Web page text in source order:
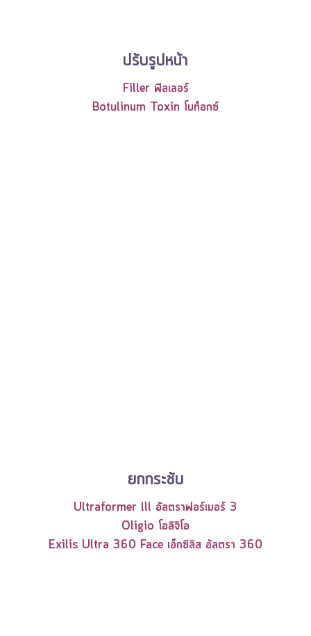
ปรับรูปหน้า
Filler ฟิลเลอร์
Botulinum Toxin โบท็อกซ์
ยกกระชับ
Ultraformer lll อัลตราฟอร์เมอร์ 3
Oligio โอลิจิโอ
Exilis Ultra 360 Face เอ็กซิลิส อัลตรา 360